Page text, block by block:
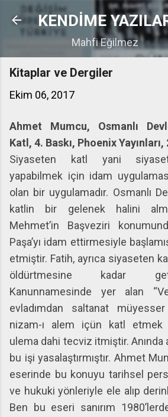
Ana içeriğe atla
KENDİME
Mahfi Eğilmez
Kitaplar ve Dergiler
Ekim 06, 2017
Ahmet Mumcu, Osmanlı
Katl, 4. Baskı, Phoenix Yayınları,
Siyaseten katl yani
yapabilmek için idam
olan bir uygulamadır. Osmanlı
katlin bir gelenek halini
Mehmet’in Başveziri
Paşa’yı idam ettirmesiyle
etmiştir. Fatih, ayrıca siyaseten
öldürtmesine kadar
Kanunnamesinde yer alan
evladımdan saltanat müyesser
nizam-ı alem içün katl etmek
ulema dahi tecviz itmiştir. Anında
bu işi yasalaştırmıştır. Ahmet
eserinde bu konuyu tarihsel
ve hukuki yönleriyle ele alıp
Ben bu eseri sanırım